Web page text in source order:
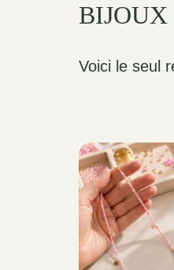
BIJOUX
Voici le seul